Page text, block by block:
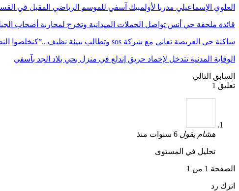
العلوي الإسماعيلي مدربا لأولمبيك آسفي للموسم الرياضي المقبل في
قائدة ملحقة حي أنس تواصل الحملات الميدانية وتخرج لمحاربة أصحاب
ساكنة حي العريصة تعاني مع شركة sos وتطالب ببيئة نظيف ..”كنخلصوا النظافة وتقهرنا…
الوقاية المدنية تتدخل لإخماد حريق إندلع في منزل بحي بلاد الجد بآسفي
السابق التالي
تعليق 1
هشاميقول 6 سنوات منذ
تحليل في المستوى
الصفحة 1 من 1
اترك رد